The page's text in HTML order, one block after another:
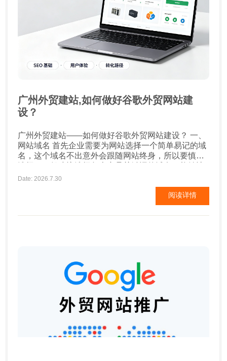
广州外贸建站,如何做好谷歌外贸网站建
设？
广州外贸建站——如何做好谷歌外贸网站建设？ 一、
网站域名 首先企业需要为网站选择一个简单易记的域
名，这个域名不出意外会跟随网站终身，所以要慎重
用户一眼了解企业是做什么的，并且对后期的谷歌
SEO排名也有帮助。比较注重企业品牌营销的企业建
议以品牌名为域名。域名中不要添加特殊符号，不要
使用汉语拼音或汉字。 二、网站内容及设计 ...
Date: 2026.7.30
阅读详情